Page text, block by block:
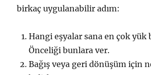
birkaç uygulanabilir adım:
Hangi eşyalar sana en çok
Önceliği bunlara ver.
Bağış veya geri dönüşüm için